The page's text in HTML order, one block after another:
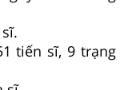
tiến sĩ, 9 trạng